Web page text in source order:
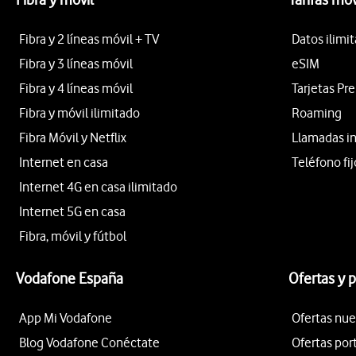
Fibra y 2 líneas móvil + TV
Fibra y 3 líneas móvil
Fibra y 4 líneas móvil
Fibra y móvil ilimitado
Fibra Móvil y Netflix
Internet en casa
Internet 4G en casa ilimitado
Internet 5G en casa
Fibra, móvil y fútbol
Datos
eSIM
Tarjetas
Roaming
Llamadas
Teléfono
Vodafone España
App Mi Vodafone
Blog Vodafone Conéctate
Ofertas y
Ofertas
Ofertas